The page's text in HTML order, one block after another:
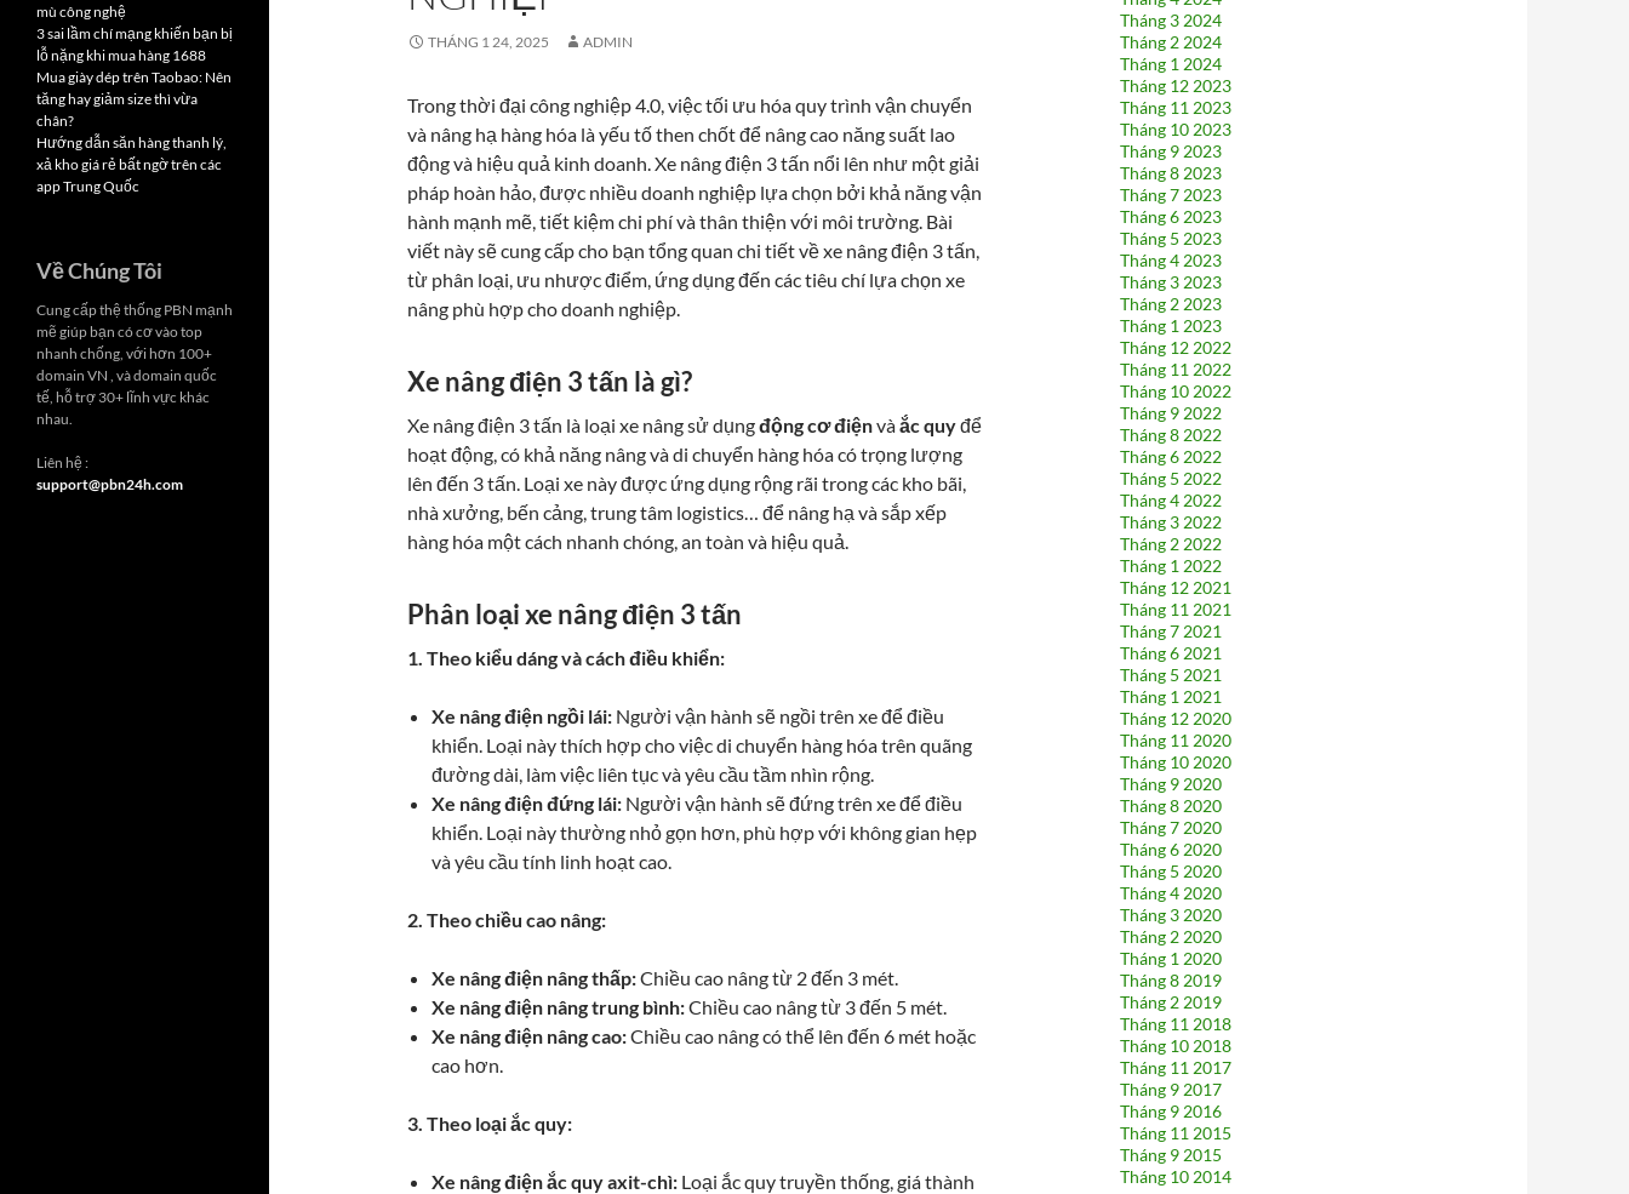
THÁNG 1 24, 2025 ADMIN
Trong thời đại công nghiệp 4.0, việc tối ưu hóa quy trình vận chuyển
và nâng hạ hàng hóa là yếu tố then chốt để nâng cao năng suất lao
động và hiệu quả kinh doanh. Xe nâng điện 3 tấn nổi lên như một giải
pháp hoàn hảo, được nhiều doanh nghiệp lựa chọn bởi khả năng vận
hành mạnh mẽ, tiết kiệm chi phí và thân thiện với môi trường. Bài
viết này sẽ cung cấp cho bạn tổng quan chi tiết về xe nâng điện 3 tấn,
từ phân loại, ưu nhược điểm, ứng dụng đến các tiêu chí lựa chọn xe
nâng phù hợp cho doanh nghiệp.
Xe nâng điện 3 tấn là gì?
Xe nâng điện 3 tấn là loại xe nâng sử dụngđộng cơ điệnvàắc quyđể
hoạt động, có khả năng nâng và di chuyển hàng hóa có trọng lượng
lên đến 3 tấn. Loại xe này được ứng dụng rộng rãi trong các kho bãi,
nhà xưởng, bến cảng, trung tâm logistics… để nâng hạ và sắp xếp
hàng hóa một cách nhanh chóng, an toàn và hiệu quả.
Phân loại xe nâng điện 3 tấn
1. Theo kiểu dáng và cách điều khiển:
Xe nâng điện ngồi lái: Người vận hành sẽ ngồi trên xe để điều
khiển. Loại này thích hợp cho việc di chuyển hàng hóa trên quãng
đường dài, làm việc liên tục và yêu cầu tầm nhìn rộng.
Xe nâng điện đứng lái: Người vận hành sẽ đứng trên xe để điều
khiển. Loại này thường nhỏ gọn hơn, phù hợp với không gian hẹp
và yêu cầu tính linh hoạt cao.
2. Theo chiều cao nâng:
Xe nâng điện nâng thấp:Chiều cao nâng từ 2 đến 3 mét.
Xe nâng điện nâng trung bình:Chiều cao nâng từ 3 đến 5 mét.
Xe nâng điện nâng cao:Chiều cao nâng có thể lên đến 6 mét hoặc
cao hơn.
3. Theo loại ắc quy:
Xe nâng điện ắc quy axit-chì: Loại ắc quy truyền thống, giá thành
Tháng 3 2024
Tháng 2 2024
Tháng 1 2024
Tháng 12 2023
Tháng 11 2023
Tháng 10 2023
Tháng 9 2023
Tháng 8 2023
Tháng 7 2023
Tháng 6 2023
Tháng 5 2023
Tháng 4 2023
Tháng 3 2023
Tháng 2 2023
Tháng 1 2023
Tháng 12 2022
Tháng 11 2022
Tháng 10 2022
Tháng 9 2022
Tháng 8 2022
Tháng 6 2022
Tháng 5 2022
Tháng 4 2022
Tháng 3 2022
Tháng 2 2022
Tháng 1 2022
Tháng 12 2021
Tháng 11 2021
Tháng 7 2021
Tháng 6 2021
Tháng 5 2021
Tháng 1 2021
Tháng 12 2020
Tháng 11 2020
Tháng 10 2020
Tháng 9 2020
Tháng 8 2020
Tháng 7 2020
Tháng 6 2020
Tháng 5 2020
Tháng 4 2020
Tháng 3 2020
Tháng 2 2020
Tháng 1 2020
Tháng 8 2019
Tháng 2 2019
Tháng 11 2018
Tháng 10 2018
Tháng 11 2017
Tháng 9 2017
Tháng 9 2016
Tháng 11 2015
Tháng 9 2015
Tháng 10 2014
mù công nghệ
3 sai lầm chí mạng khiến bạn bị
lỗ nặng khi mua hàng 1688
Mua giày dép trên Taobao: Nên
tăng hay giảm size thì vừa
chân?
Hướng dẫn săn hàng thanh lý,
xả kho giá rẻ bất ngờ trên các
app Trung Quốc
Về Chúng Tôi
Cung cấp thệ thống PBN mạnh
mẽ giúp bạn có cơ vào top
nhanh chống, với hơn 100+
domain VN , và domain quốc
tế, hỗ trợ 30+ lĩnh vực khác
nhau.
Liên hệ :
support@pbn24h.com